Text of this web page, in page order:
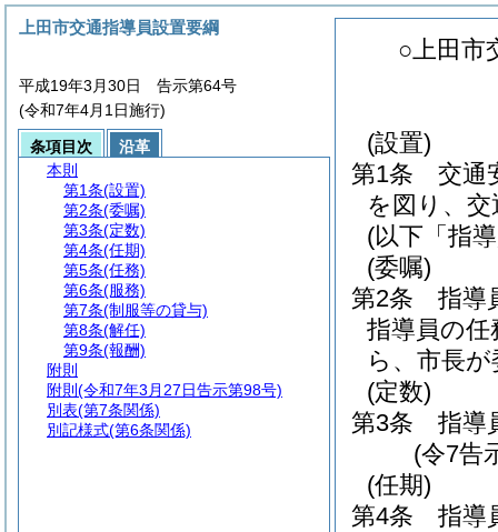
○上田市
(設置)
第1条
交通
を図り、
(以下「指
(委嘱)
第2条
指導
指導員の
ら、市長
(定数)
第3条
指導
(令7告
(任期)
第4条
指導
上田市交通指導員設置要綱
平成19年3月30日 告示第64号
(令和7年4月1日施行)
条項目次
沿革
本則
第1条(設置)
第2条(委嘱)
第3条(定数)
第4条(任期)
第5条(任務)
第6条(服務)
第7条(制服等の貸与)
第8条(解任)
第9条(報酬)
附則
附則 (令和7年3月27日告示第98号)
別表(第7条関係)
別記様式(第6条関係)